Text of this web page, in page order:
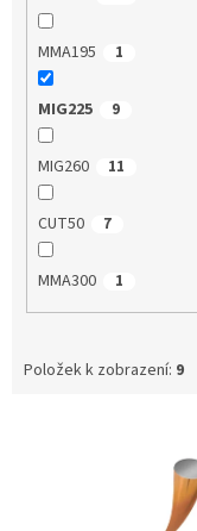
MMA195 1
MIG225 9
MIG260 11
CUT50 7
MMA300 1
Položek k zobrazení: 9